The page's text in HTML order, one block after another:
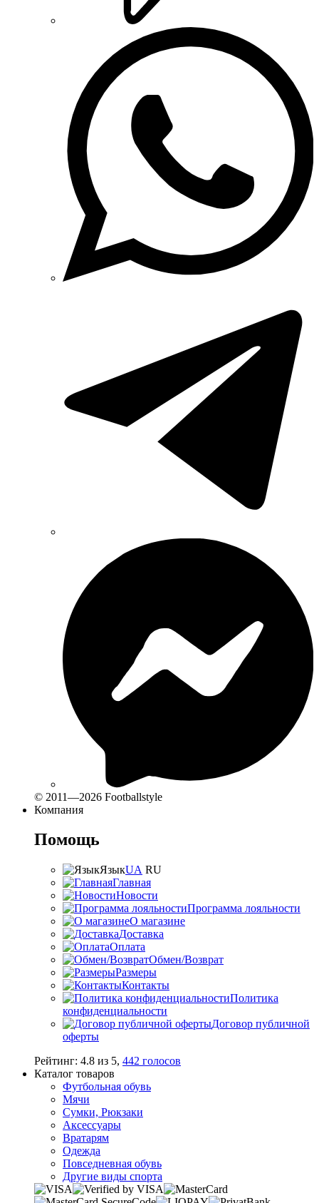
© 2011—2026 Footballstyle
Компания
Помощь
ЯзыкUA RU
Главная
Новости
Программа лояльности
О магазине
Доставка
Оплата
Обмен/Возврат
Размеры
Контакты
Политика
конфиденциальности
Договор публичной
оферты
Рейтинг: 4.8 из 5, 442 голосов
Каталог товаров
Футбольная обувь
Мячи
Сумки, Рюкзаки
Аксессуары
Вратарям
Одежда
Повседневная обувь
Другие виды спорта